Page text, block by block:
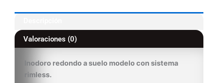
Valoraciones (0)
Inodoro redondo a suelo modelo con sistema
rimless.